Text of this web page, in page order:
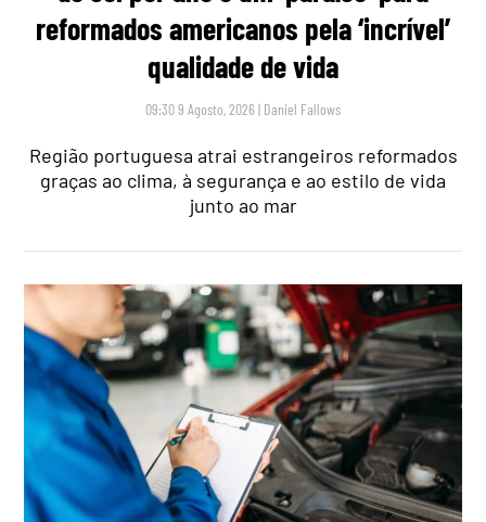
reformados americanos pela ‘incrível’
qualidade de vida
09:30 9 Agosto, 2026 | Daniel Fallows
Região portuguesa atrai estrangeiros reformados
graças ao clima, à segurança e ao estilo de vida
junto ao mar